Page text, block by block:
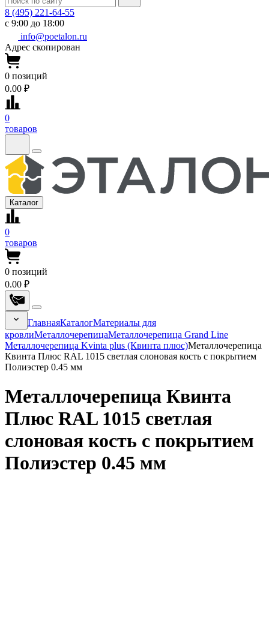
8 (495) 221-64-55
с 9:00 до 18:00
info@poetalon.ru
Адрес скопирован
0 позиций
0.00 ₽
0
товаров
Каталог
0
товаров
0 позиций
0.00 ₽
ГлавнаяКаталогМатериалы для
кровлиМеталлочерепицаМеталлочерепица Grand Line
Металлочерепица Kvinta plus (Квинта плюс)Металлочерепица
Квинта Плюс RAL 1015 светлая слоновая кость с покрытием
Полиэстер 0.45 мм
Металлочерепица Квинта
Плюс RAL 1015 светлая
слоновая кость с покрытием
Полиэстер 0.45 мм